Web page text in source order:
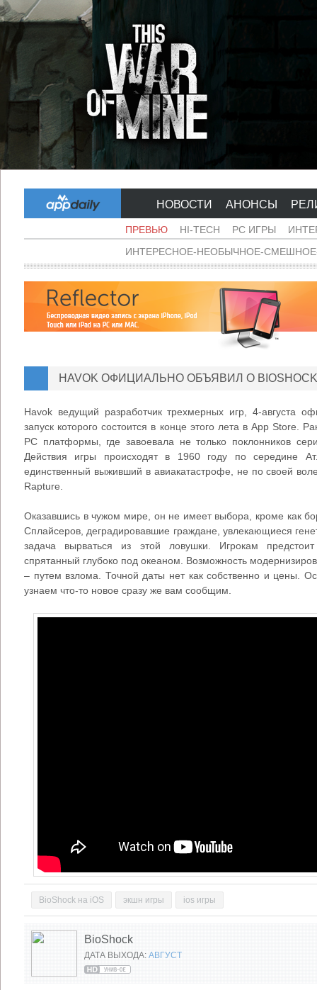
НОВОСТИ АНОНСЫ
ПРЕВЬЮ HI-TECH PC ИГРЫ
ИНТЕРЕСНОЕ-НЕОБЫЧНОЕ-
HAVOK ОФИЦИАЛЬНО ОБЪЯВИЛ О
Havok ведущий разработчик трехмерных игр, 4-августа
запуск которого состоится в конце этого лета в App Store.
PC платформы, где завоевала не только поклонников
Действия игры происходят в 1960 году по середине
единственный выживший в авиакатастрофе, не по своей
Rapture.
Оказавшись в чужом мире, он не имеет выбора, кроме как
Сплайсеров, деградировавшие граждане, увлекающиеся
задача вырваться из этой ловушки. Игрокам
спрятанный глубоко под океаном. Возможность
– путем взлома. Точной даты нет как собственно и цены.
узнаем что-то новое сразу же вам сообщим.
BioShock на iOS экшн игры ios игры
BioShock
ДАТА ВЫХОДА: АВГУСТ